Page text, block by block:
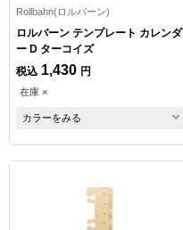
Rollbahn(ロルバーン)
ロルバーン テンプレート カレンダ
ー D ターコイズ
税込 1,430 円
在庫 ×
カラーをみる